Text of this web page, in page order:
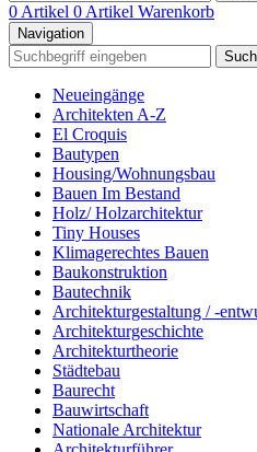
0 Artikel 0 Artikel Warenkorb
Navigation
Neueingänge
Architekten A-Z
El Croquis
Bautypen
Housing/Wohnungsbau
Bauen Im Bestand
Holz/ Holzarchitektur
Tiny Houses
Klimagerechtes Bauen
Baukonstruktion
Bautechnik
Architekturgestaltung / -
Architekturgeschichte
Architekturtheorie
Städtebau
Baurecht
Bauwirtschaft
Nationale Architektur